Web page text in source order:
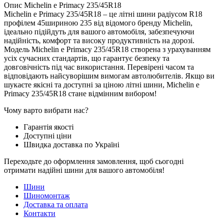
Опис Michelin e Primacy 235/45R18
Michelin e Primacy 235/45R18 – це літні шини радіусом R18
профілем 45шириною 235 від відомого бренду Michelin,
ідеально підійдуть для вашого автомобіля, забезпечуючи
надійність, комфорт та високу продуктивність на дорозі.
Модель Michelin e Primacy 235/45R18 створена з урахуванням
усіх сучасних стандартів, що гарантує безпеку та
довговічність під час використання. Перевірені часом та
відповідають найсуворішим вимогам автолюбителів. Якщо ви
шукаєте якісні та доступні за ціною літні шини, Michelin e
Primacy 235/45R18 стане відмінним вибором!
Чому варто вибрати нас?
Гарантія якості
Доступні ціни
Швидка доставка по Україні
Переходьте до оформлення замовлення, щоб сьогодні
отримати надійні шини для вашого автомобіля!
Шини
Шиномонтаж
Доставка та оплата
Контакти